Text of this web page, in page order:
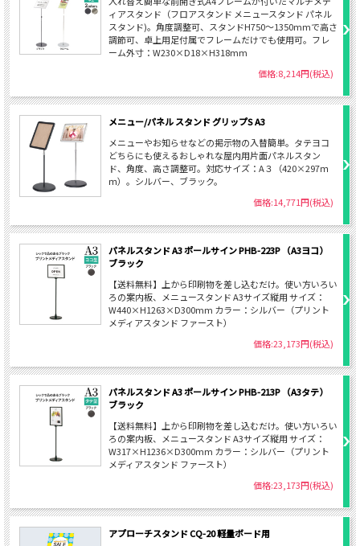
ィアスタンド（フロアスタンド メニュースタンド パネル
スタンド)。角度調整可、スタンドH750～1350mmで高さ
調節可、卓上用足付属でフレームだけでも使用可。フレ
ーム外寸：W230×D18×H318mm
価格:8,214円(税込)
メニュー/パネル スタンド グリップS A3
メニューやお知らせなどの掲示物の入替簡単。タテヨコ
どちらにも使えるおしゃれな屋内用片面パネルスタン
ド、角度、高さ調整可。対応サイズ：A３（420×297ｍ
ｍ）。シルバー、ブラック。
価格:14,771円(税込)
パネルスタンド A3 ポールサイン PHB-223P （A3ヨコ）
ブラック
【送料無料】上から印刷物を差し込むだけ。使い方いろい
ろの案内板、メニュースタンド A3サイズ縦用 サイズ：
W440×H1263×D300mm カラー：シルバー（プリント
メディアスタンド ファースト）
価格:23,173円(税込)
パネルスタンド A3 ポールサイン PHB-213P （A3タテ）
ブラック
【送料無料】上から印刷物を差し込むだけ。使い方いろい
ろの案内板、メニュースタンド A3サイズ縦用 サイズ：
W317×H1236×D300mm カラー：シルバー（プリント
メディアスタンド ファースト）
価格:23,173円(税込)
アプローチスタンド CQ-20 軽量ボード用